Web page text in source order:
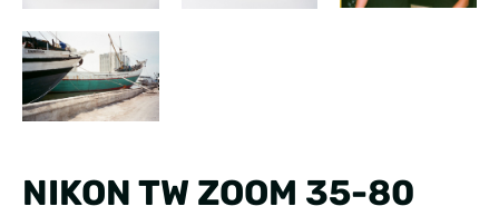
NIKON TW ZOOM 35-80